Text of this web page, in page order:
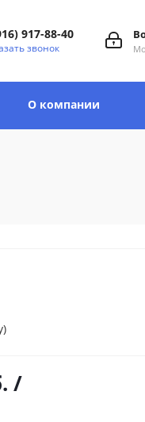
917-88-40
звонок
О компании
/